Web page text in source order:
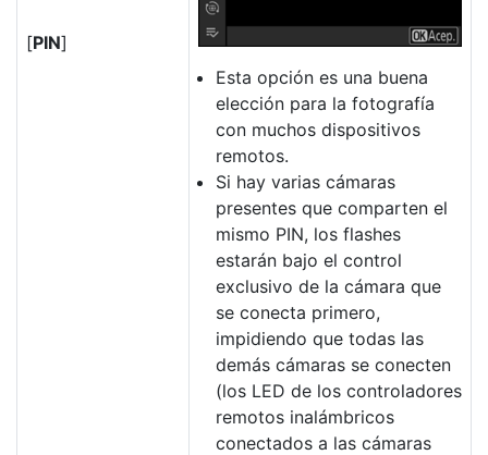
[PIN]
Esta opción es una buena
elección para la fotografía
con muchos dispositivos
remotos.
Si hay varias cámaras
presentes que comparten el
mismo PIN, los flashes
estarán bajo el control
exclusivo de la cámara que
se conecta primero,
impidiendo que todas las
demás cámaras se conecten
(los LED de los controladores
remotos inalámbricos
conectados a las cámaras